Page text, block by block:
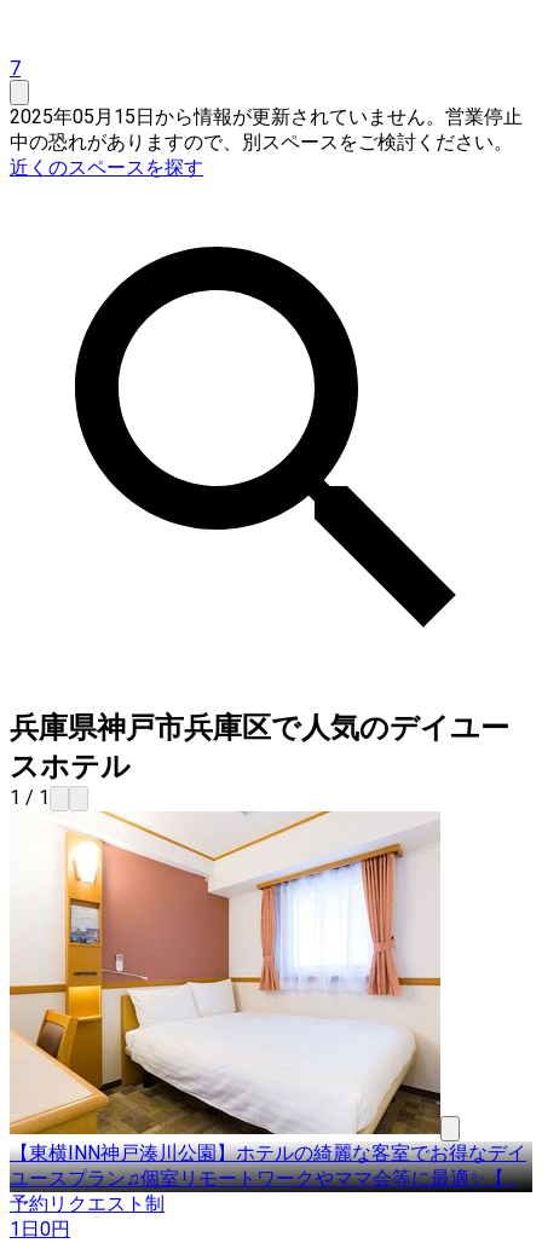
7
2025年05月15日から情報が更新されていません。営業停止
中の恐れがありますので、別スペースをご検討ください。
近くのスペースを探す
兵庫県神戸市兵庫区で人気のデイユー
スホテル
1 / 1
【東横INN神戸湊川公園】ホテルの綺麗な客室でお得なデイ
ユースプラン♫個室リモートワークやママ会等に最適✨【…
予約リクエスト制
1日0円